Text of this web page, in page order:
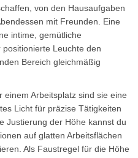
von den Hausaufgaben
mit Freunden. Eine
intime, gemütliche
Leuchte den
Bereich gleichmäßig
Arbeitsplatz sind sie eine
Licht für präzise Tätigkeiten
Justierung der Höhe kannst du
auf glatten Arbeitsflächen
Als Faustregel für die Höhe